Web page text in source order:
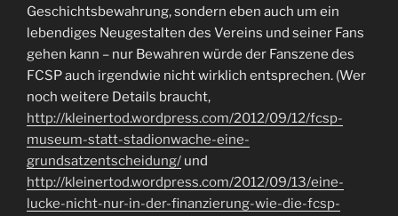
Geschichtsbewahrung, sondern eben auch um ein
lebendiges Neugestalten des Vereins und seiner Fans
gehen kann – nur Bewahren würde der Fanszene des
FCSP auch irgendwie nicht wirklich entsprechen. (Wer
noch weitere Details braucht,
http://kleinertod.wordpress.com/2012/09/12/fcsp-
museum-statt-stadionwache-eine-
grundsatzentscheidung/ und
http://kleinertod.wordpress.com/2012/09/13/eine-
lucke-nicht-nur-in-der-finanzierung-wie-die-fcsp-